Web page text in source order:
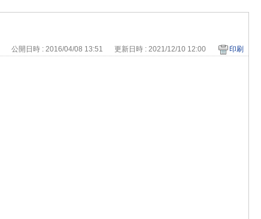
公開日時 : 2016/04/08 13:51 更新日時 : 2021/12/10 12:00 印刷